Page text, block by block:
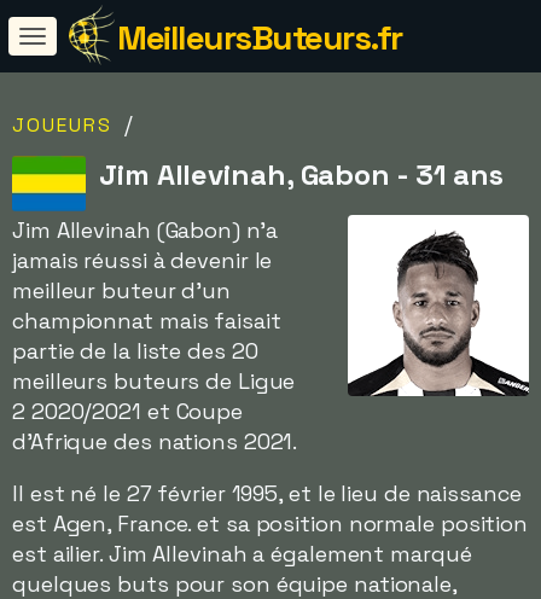
MeilleursButeurs.fr
JOUEURS /
Jim Allevinah, Gabon - 31 ans
Jim Allevinah (Gabon) n'a
jamais réussi à devenir le
meilleur buteur d'un
championnat mais faisait
partie de la liste des 20
meilleurs buteurs de Ligue
2 2020/2021 et Coupe
d'Afrique des nations 2021.
Il est né le 27 février 1995, et le lieu de naissance
est Agen, France. et sa position normale position
est ailier. Jim Allevinah a également marqué
quelques buts pour son équipe nationale,